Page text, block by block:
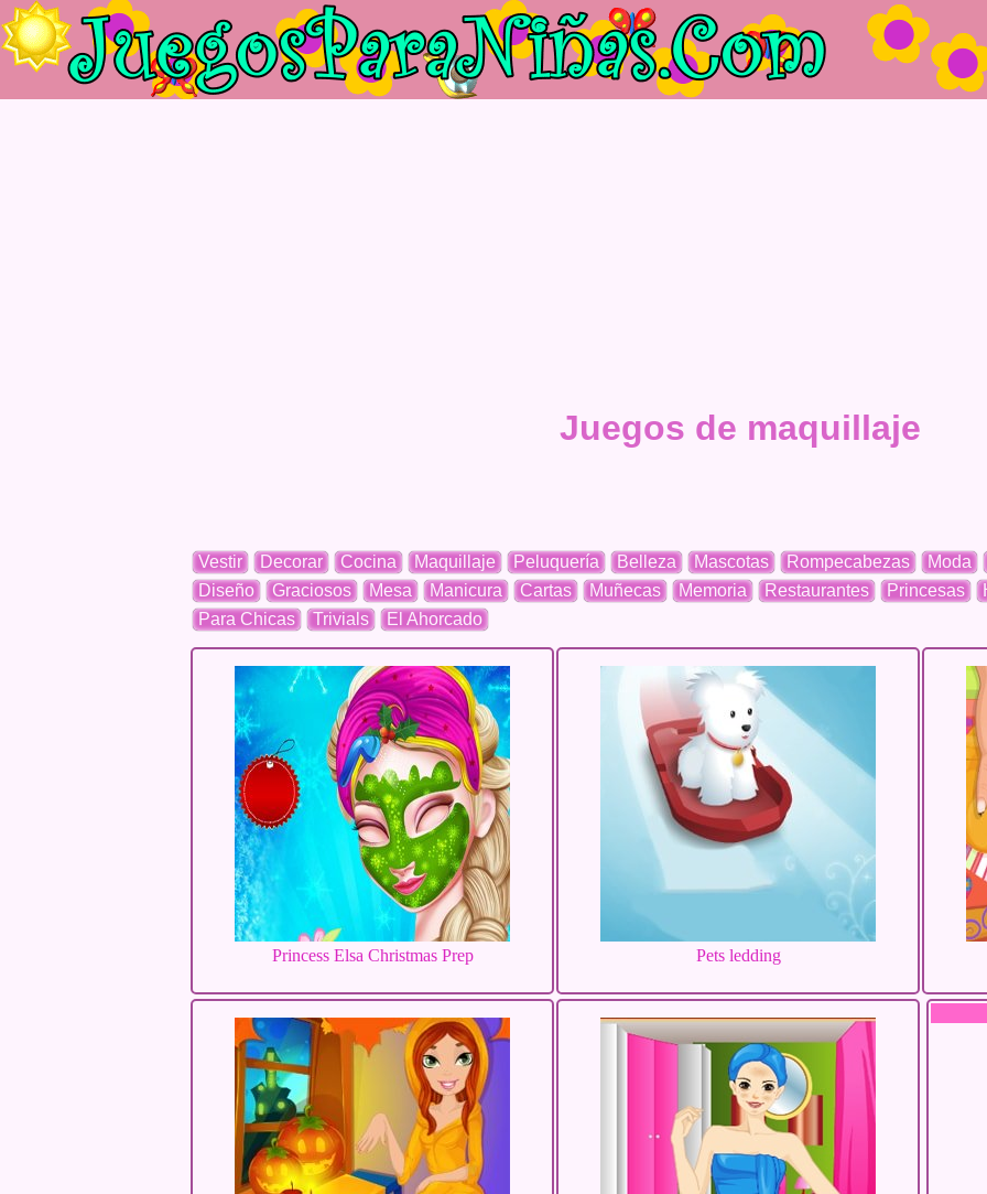
Juegos de maquillaje
Vestir Decorar Cocina Maquillaje Peluquería Belleza Mascotas Rompecabezas Moda
Diseño
Graciosos Mesa Manicura Cartas Muñecas Memoria Restaurantes Princesas
Para Chicas
Trivials El Ahorcado
Princess Elsa Christmas Prep Pets ledding